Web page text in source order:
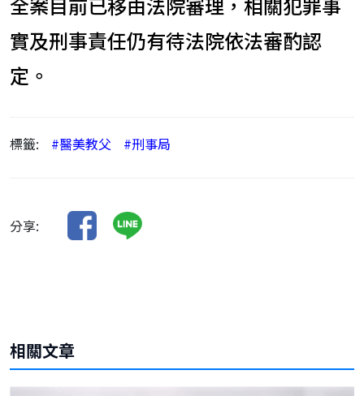
實及刑事責任仍有待法院依法審酌認
定。
標籤: #醫美教父 #刑事局
分享:
相關文章